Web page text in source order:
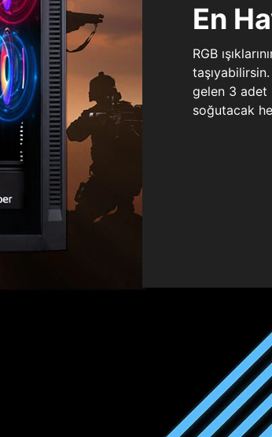
En
RGB
gelen 3 adet
soğutacak